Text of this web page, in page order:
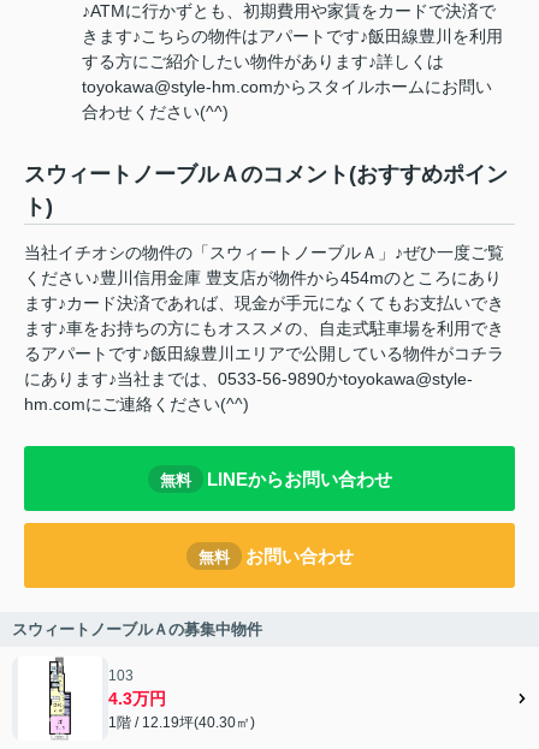
♪ATMに行かずとも、初期費用や家賃をカードで決済で
きます♪こちらの物件はアパートです♪飯田線豊川を利用
する方にご紹介したい物件があります♪詳しくは
toyokawa@style-hm.comからスタイルホームにお問い
合わせください(^^)
スウィートノーブルＡのコメント(おすすめポイン
ト)
当社イチオシの物件の「スウィートノーブルＡ」♪ぜひ一度ご覧
ください♪豊川信用金庫 豊支店が物件から454mのところにあり
ます♪カード決済であれば、現金が手元になくてもお支払いでき
ます♪車をお持ちの方にもオススメの、自走式駐車場を利用でき
るアパートです♪飯田線豊川エリアで公開している物件がコチラ
にあります♪当社までは、0533-56-9890かtoyokawa@style-
hm.comにご連絡ください(^^)
無料 LINEからお問い合わせ
無料 お問い合わせ
スウィートノーブルＡの募集中物件
103
4.3万円
1階 / 12.19坪(40.30㎡)